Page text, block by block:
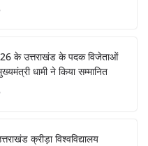
के उत्तराखंड के पदक विजेताओं
धामी ने किया सम्मानित
क्रीड़ा विश्वविद्यालय